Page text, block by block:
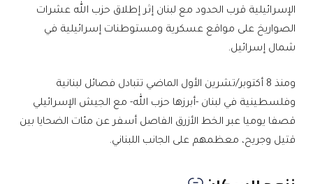
الإسرائيلية قرب الحدود مع لبنان إثر إطلاق حزب الله عشرات
الصواريخ على مواقع عسكرية ومستوطنات إسرائيلية في
شمال إسرائيل.
ومنذ 8 أكتوبر/تشرين الأول الماضي تتبادل فصائل لبنانية
وفلسطينية في لبنان -أبرزها حزب الله- مع الجيش الإسرائيلي
قصفا يوميا عبر الخط الأزرق الفاصل أسفر عن مئات الضحايا بين
قتيل وجريح، معظمهم على الجانب اللبناني.